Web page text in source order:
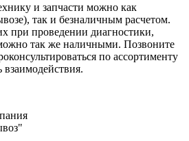
и запчасти можно как
так и безналичным расчетом.
при проведении диагностики,
так же наличными. Позвоните
по ассортименту